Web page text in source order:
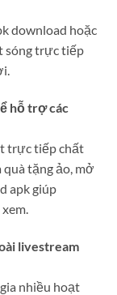
download hoặc
sóng trực tiếp
hỗ trợ các
trực tiếp chất
tặng ảo, mở
apk giúp
livestream
nhiều hoạt